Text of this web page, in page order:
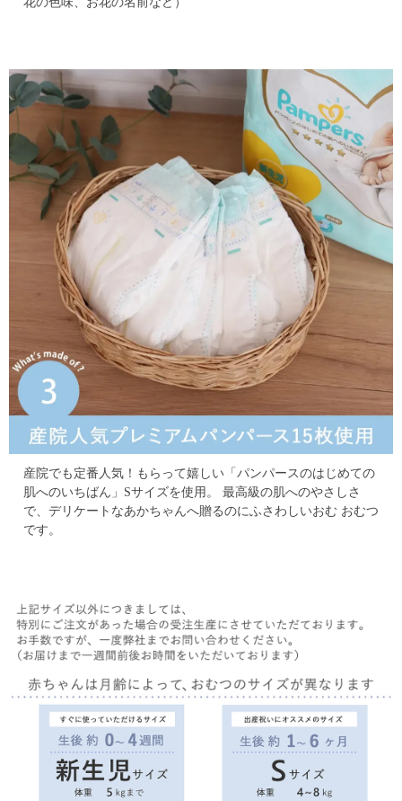
産院でも定番人気！ もらって嬉しい「パンパースのはじめての
肌へのいちばん」Sサイズを使用。
最高級の肌へのやさしさ
で、デリケートなあかちゃんへ贈るのにふさわしいおむ おむつ
です。